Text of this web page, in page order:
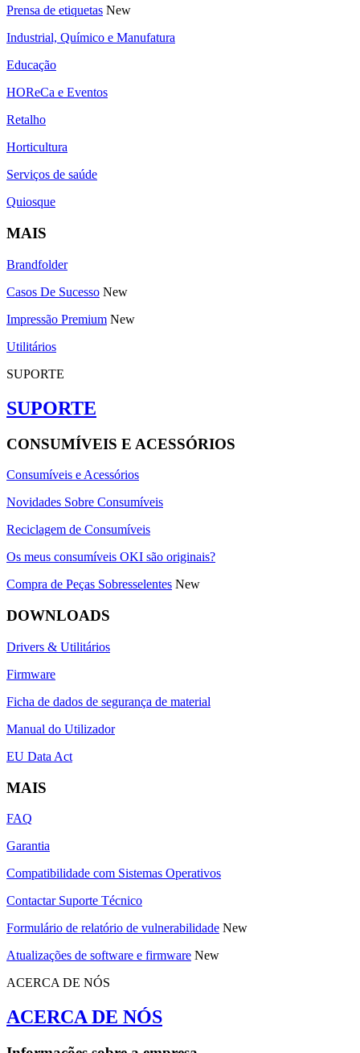
Prensa de etiquetas New
Industrial, Químico e Manufatura
Educação
HOReCa e Eventos
Retalho
Horticultura
Serviços de saúde
Quiosque
MAIS
Brandfolder
Casos De Sucesso New
Impressão Premium New
Utilitários
SUPORTE
SUPORTE
CONSUMÍVEIS E ACESSÓRIOS
Consumíveis e Acessórios
Novidades Sobre Consumíveis
Reciclagem de Consumíveis
Os meus consumíveis OKI são originais?
Compra de Peças Sobresselentes New
DOWNLOADS
Drivers & Utilitários
Firmware
Ficha de dados de segurança de material
Manual do Utilizador
EU Data Act
MAIS
FAQ
Garantia
Compatibilidade com Sistemas Operativos
Contactar Suporte Técnico
Formulário de relatório de vulnerabilidade New
Atualizações de software e firmware New
ACERCA DE NÓS
ACERCA DE NÓS